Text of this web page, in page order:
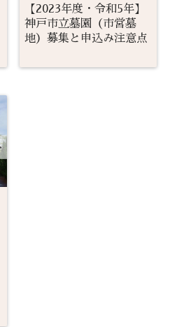
【2023年度・令和5年】
神戸市立墓園（市営墓
地）募集と申込み注意点